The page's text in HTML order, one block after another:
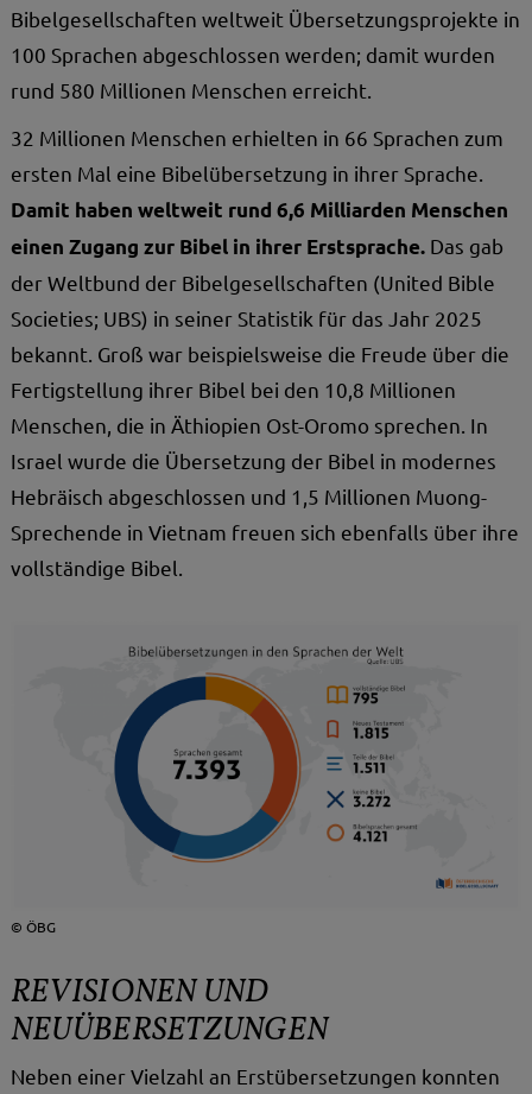
Bibelgesellschaften weltweit Übersetzungsprojekte in
100 Sprachen abgeschlossen werden; damit wurden
rund 580 Millionen Menschen erreicht.
32 Millionen Menschen erhielten in 66 Sprachen zum
ersten Mal eine Bibelübersetzung in ihrer Sprache.
Damit haben weltweit rund 6,6 Milliarden Menschen
einen Zugang zur Bibel in ihrer Erstsprache.Das gab
der Weltbund der Bibelgesellschaften (United Bible
Societies; UBS) in seiner Statistik für das Jahr 2025
bekannt. Groß war beispielsweise die Freude über die
Fertigstellung ihrer Bibel bei den 10,8 Millionen
Menschen, die in Äthiopien Ost-Oromo sprechen. In
Israel wurde die Übersetzung der Bibel in modernes
Hebräisch abgeschlossen und 1,5 Millionen Muong-
Sprechende in Vietnam freuen sich ebenfalls über ihre
vollständige Bibel.
ÖBG
REVISIONEN UND
NEUÜBERSETZUNGEN
Neben einer Vielzahl an Erstübersetzungen konnten